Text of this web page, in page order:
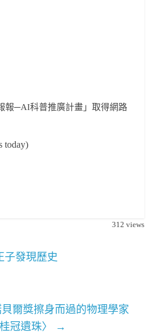
報─AI科普推廣計畫」取得網路
today)
312 views
發現歷史
貝爾獎擦身而過的物理學家
冠遺珠〉
→